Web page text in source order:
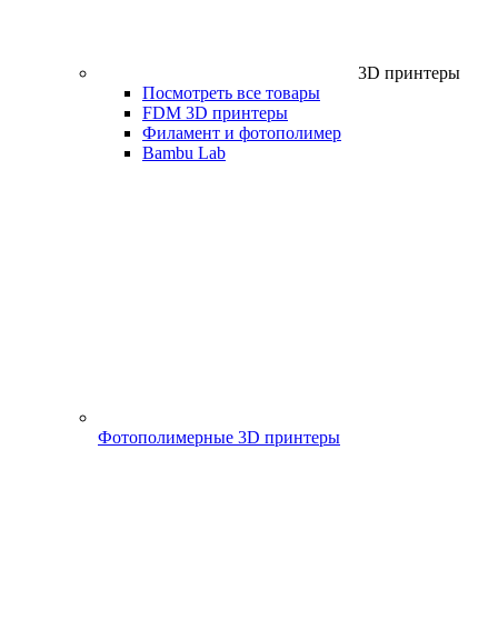
3D принтеры
Посмотреть все товары
FDM 3D принтеры
Филамент и фотополимер
Bambu Lab
Фотополимерные 3D принтеры